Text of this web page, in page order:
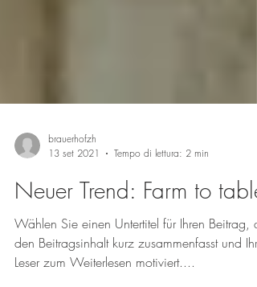
brauerhofzh
13 set 2021
Tempo di lettura: 2 min
Neuer Trend: Farm to table